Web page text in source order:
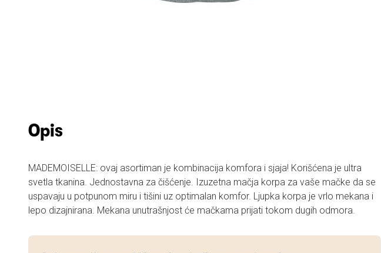
Opis
MADEMOISELLE: ovaj asortiman je kombinacija komfora i sjaja! Korišćena je ultra
svetla tkanina. Jednostavna za čišćenje. Izuzetna mačja korpa za vaše mačke da se
uspavaju u potpunom miru i tišini uz optimalan komfor. Ljupka korpa je vrlo mekana i
lepo dizajnirana. Mekana unutrašnjost će mačkama prijati tokom dugih odmora.